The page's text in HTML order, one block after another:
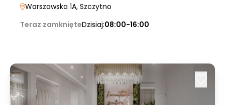
Warszawska 1A, Szczytno
Teraz zamknięteDzisiaj:08:00-16:00